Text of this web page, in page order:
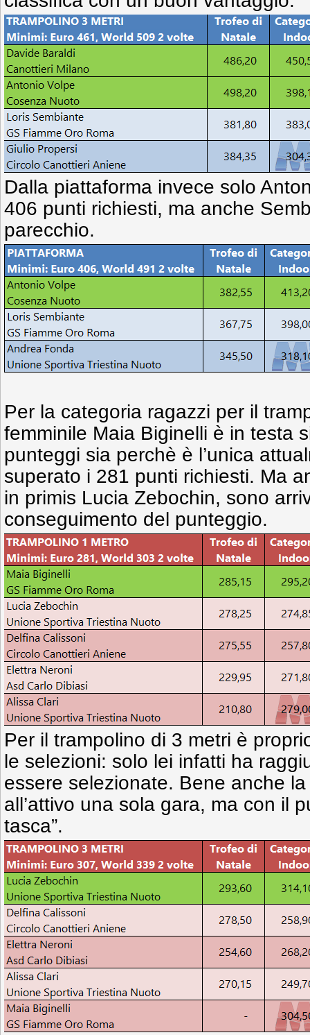
Dalla piattaforma invece solo
406 punti richiesti, ma anche
parecchio.
Per la categoria ragazzi per il
femminile Maia Biginelli è in testa
punteggi sia perchè è l’unica
superato i 281 punti richiesti. Ma
in primis Lucia Zebochin, sono
conseguimento del punteggio.
Per il trampolino di 3 metri è
le selezioni: solo lei infatti ha
essere selezionate. Bene anche
all’attivo una sola gara, ma con il
tasca”.